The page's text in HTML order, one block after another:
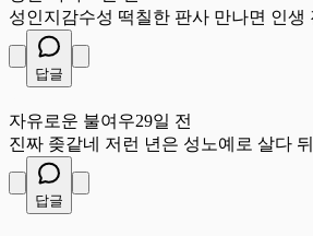
성인지감수성 떡칠한 판사 만나면 인생
답글
자유로운 불여우29일 전
진짜 좆같네 저런 년은 성노예로 살다
답글